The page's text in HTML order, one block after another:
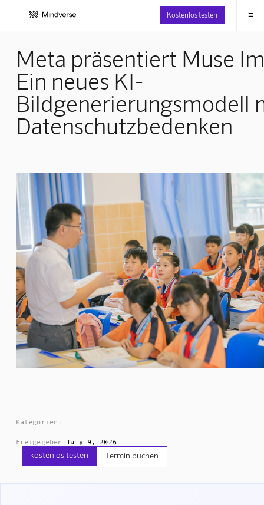
Kostenlos testen ≡
Meta präsentiert Muse
Ein neues KI-
Bildgenerierungsmodell
Datenschutzbedenken
Kategorien:
Freigegeben: July 9, 2026
kostenlos testen Termin buchen